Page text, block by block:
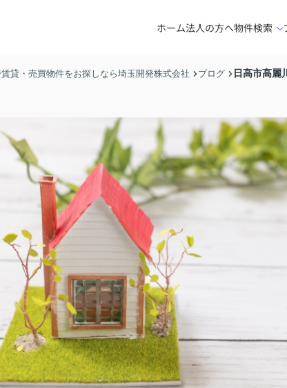
ホーム法人の方へ物件検索
貸・売買物件をお探しなら埼玉開発株式会社 ブログ 日高市高麗